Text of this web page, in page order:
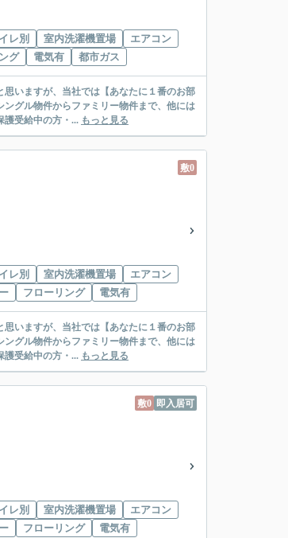
レ別 室内洗濯機置場
エアコン
グ
電気有 都市ガス
・生活保護受給中の方・... もっと見る
敷0
レ別 室内洗濯機置場
エアコン
フローリング 電気有
・生活保護受給中の方・... もっと見る
敷0 即入居可
レ別 室内洗濯機置場
エアコン
フローリング 電気有